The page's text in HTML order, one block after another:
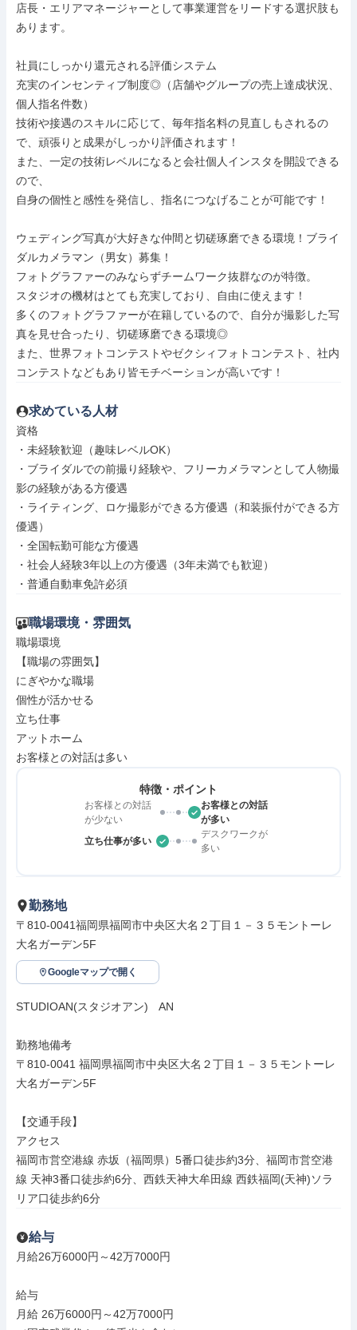
店長・エリアマネージャーとして事業運営をリードする選択肢も
あります。
社員にしっかり還元される評価システム
充実のインセンティブ制度◎（店舗やグループの売上達成状況、
個人指名件数）
技術や接遇のスキルに応じて、毎年指名料の見直しもされるの
で、頑張りと成果がしっかり評価されます！
また、一定の技術レベルになると会社個人インスタを開設できる
ので、
自身の個性と感性を発信し、指名につなげることが可能です！
ウェディング写真が大好きな仲間と切磋琢磨できる環境！ブライ
ダルカメラマン（男女）募集！
フォトグラファーのみならずチームワーク抜群なのが特徴。
スタジオの機材はとても充実しており、自由に使えます！
多くのフォトグラファーが在籍しているので、自分が撮影した写
真を見せ合ったり、切磋琢磨できる環境◎
また、世界フォトコンテストやゼクシィフォトコンテスト、社内
コンテストなどもあり皆モチベーションが高いです！
求めている人材
資格
・未経験歓迎（趣味レベルOK）
・ブライダルでの前撮り経験や、フリーカメラマンとして人物撮
影の経験がある方優遇
・ライティング、ロケ撮影ができる方優遇（和装振付ができる方
優遇）
・全国転勤可能な方優遇
・社会人経験3年以上の方優遇（3年未満でも歓迎）
・普通自動車免許必須
職場環境・雰囲気
職場環境
【職場の雰囲気】
にぎやかな職場
個性が活かせる
立ち仕事
アットホーム
お客様との対話は多い
特徴・ポイント
お客様との対話
が少ない
お客様との対話
が多い
立ち仕事が多い
デスクワークが
多い
勤務地
〒810-0041福岡県福岡市中央区大名２丁目１－３５モントーレ
大名ガーデン5F
Googleマップで開く
STUDIOAN(スタジオアン)　AN
勤務地備考
〒810-0041 福岡県福岡市中央区大名２丁目１－３５モントーレ
大名ガーデン5F
【交通手段】
アクセス
福岡市営空港線 赤坂（福岡県）5番口徒歩約3分、福岡市営空港
線 天神3番口徒歩約6分、西鉄天神大牟田線 西鉄福岡(天神)ソラ
リア口徒歩約6分
給与
月給26万6000円～42万7000円
給与
月給 26万6000円～42万7000円